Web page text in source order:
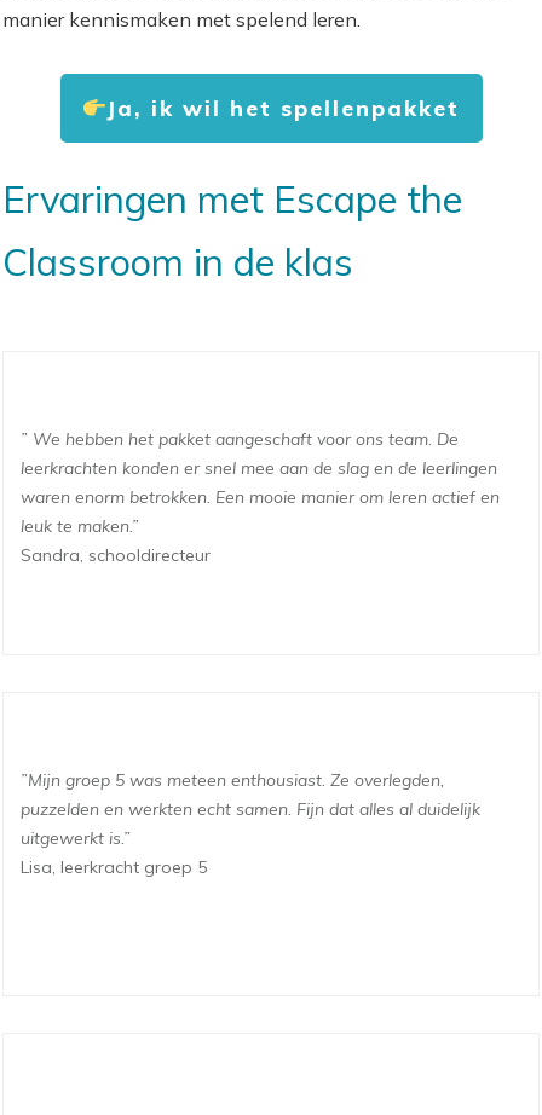
manier kennismaken met spelend leren.
Ja, ik wil het spellenpakket
Ervaringen met Escape the
Classroom in de klas
” We hebben het pakket aangeschaft voor ons team. De
leerkrachten konden er snel mee aan de slag en de leerlingen
waren enorm betrokken. Een mooie manier om leren actief en
leuk te maken.”
Sandra, schooldirecteur
”Mijn groep 5 was meteen enthousiast. Ze overlegden,
puzzelden en werkten echt samen. Fijn dat alles al duidelijk
uitgewerkt is.”
Lisa, leerkracht groep 5